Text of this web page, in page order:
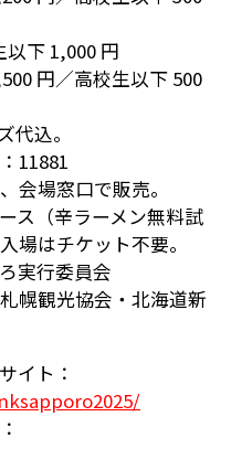
下 1,000 円
円／高校生以下 500
込。
11881
会場窓口で販売。
ス（辛ラーメン無料試
場はチケット不要。
実行委員会
幌観光協会・北海道新
イト：